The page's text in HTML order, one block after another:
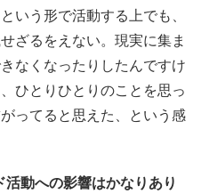
いう形で活動する上でも、
ざるをえない。現実に集ま
なくなったりしたんですけ
ひとりひとりのことを思っ
ってると思えた、という感
動への影響はかなりあり